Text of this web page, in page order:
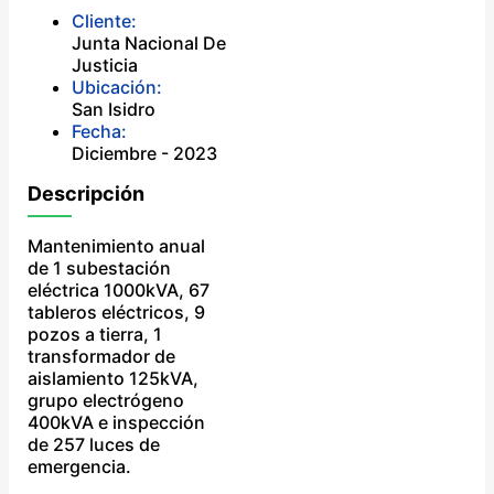
Cliente:
Junta Nacional De
Justicia
Ubicación:
San Isidro
Fecha:
Diciembre - 2023
Descripción
Mantenimiento anual
de 1 subestación
eléctrica 1000kVA, 67
tableros eléctricos, 9
pozos a tierra, 1
transformador de
aislamiento 125kVA,
grupo electrógeno
400kVA e inspección
de 257 luces de
emergencia.